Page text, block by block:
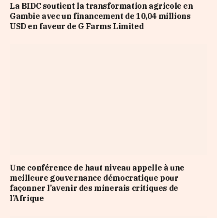
La BIDC soutient la transformation agricole en
Gambie avec un financement de 10,04 millions
USD en faveur de G Farms Limited
Une conférence de haut niveau appelle à une
meilleure gouvernance démocratique pour
façonner l’avenir des minerais critiques de
l’Afrique